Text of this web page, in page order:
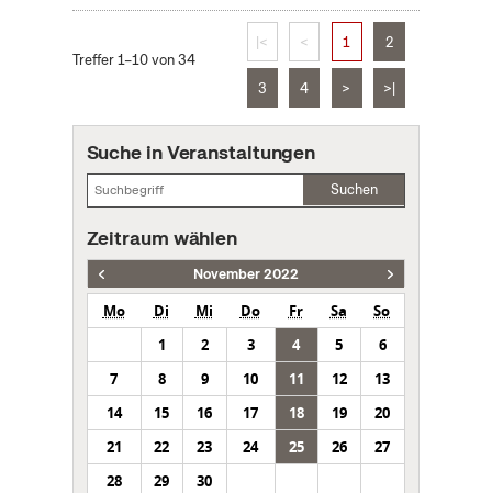
Treffer 1–10 von 34
|< < 1 2
3 4 > >|
Suche in Veranstaltungen
Suchen
Zeitraum wählen
November 2022
Mo Di Mi Do Fr Sa
So
1
2 3 4 5
6
7
8 9 10 11 12
13
14
15 16 17 18 19
20
21
22 23 24 25 26
27
28
29 30